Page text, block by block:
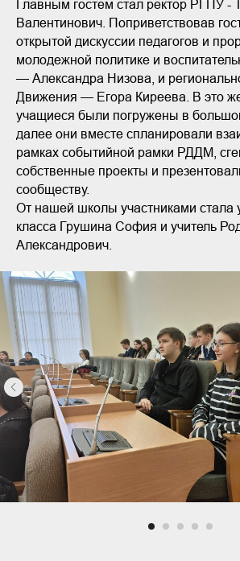
Главным гостем стал ректор РГПУ -
Валентинович. Поприветствовав
открытой дискуссии педагогов и
молодежной политике и
— Александра Низова, и
Движения — Егора Киреева. В это
учащиеся были погружены в
далее они вместе спланировали
рамках событийной рамки РДДМ,
собственные проекты и
сообществу.
От нашей школы участниками стала
класса Грушина София и учитель
Александрович.